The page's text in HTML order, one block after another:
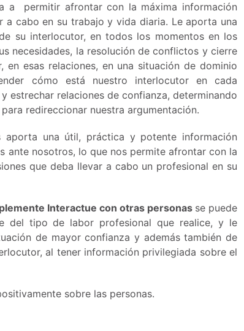
a permitir afrontar con la máxima información
a cabo en su trabajo y vida diaria. Le aporta una
su interlocutor, en todos los momentos en los
necesidades, la resolución de conflictos y cierre
esas relaciones, en una situación de dominio
cómo está nuestro interlocutor en cada
estrechar relaciones de confianza, determinando
redireccionar nuestra argumentación.
una útil, práctica y potente información
ante nosotros, lo que nos permite afrontar con la
que deba llevar a cabo un profesional en su
Interactue con otras personas se puede
del tipo de labor profesional que realice, y le
de mayor confianza y además también de
al tener información privilegiada sobre el
sobre las personas.